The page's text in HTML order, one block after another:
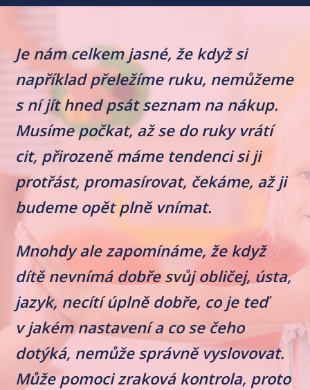
Je nám celkem jasné, že když si
například přeležíme ruku, nemůžeme
s ní jít hned psát seznam na nákup.
Musíme počkat, až se do ruky vrátí
cit, přirozeně máme tendenci si ji
protřást, promasírovat, čekáme, až ji
budeme opět plně vnímat.
Mnohdy ale zapomínáme, že když
dítě nevnímá dobře svůj obličej, ústa,
jazyk, necítí úplně dobře, co je teď
v jakém nastavení a co se čeho
dotýká, nemůže správně vyslovovat.
Může pomoci zraková kontrola, proto